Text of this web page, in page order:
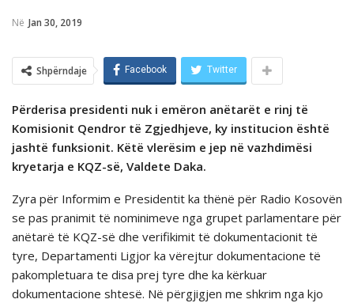
Në Jan 30, 2019
Shpërndaje Facebook Twitter
Përderisa presidenti nuk i emëron anëtarët e rinj të
Komisionit Qendror të Zgjedhjeve, ky institucion është
jashtë funksionit. Këtë vlerësim e jep në vazhdimësi
kryetarja e KQZ-së, Valdete Daka.
Zyra për Informim e Presidentit ka thënë për Radio Kosovën
se pas pranimit të nominimeve nga grupet parlamentare për
anëtarë të KQZ-së dhe verifikimit të dokumentacionit të
tyre, Departamenti Ligjor ka vërejtur dokumentacione të
pakompletuara te disa prej tyre dhe ka kërkuar
dokumentacione shtesë. Në përgjigjen me shkrim nga kjo